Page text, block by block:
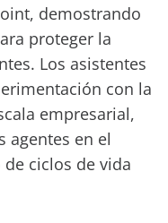
demostrando
proteger la
Los asistentes
con la
empresarial,
agentes en el
ciclos de vida